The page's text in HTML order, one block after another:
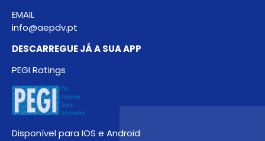
EMAIL
info@aepdv.pt
DESCARREGUE JÁ A SUA APP
PEGI Ratings
Disponível para IOS e Android